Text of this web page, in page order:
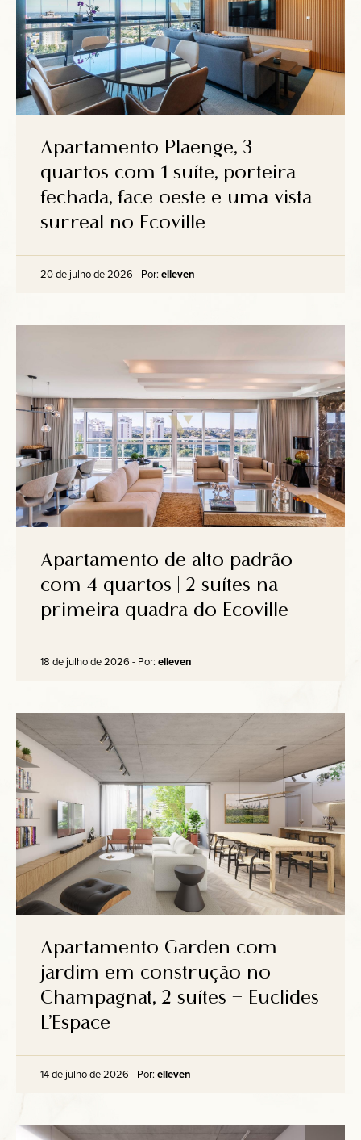
Apartamento Plaenge, 3
quartos com 1 suíte, porteira
fechada, face oeste e uma vista
surreal no Ecoville
20 de julho de 2026 - Por: elleven
Apartamento de alto padrão
com 4 quartos | 2 suítes na
primeira quadra do Ecoville
18 de julho de 2026 - Por: elleven
Apartamento Garden com
jardim em construção no
Champagnat, 2 suítes – Euclides
L’Espace
14 de julho de 2026 - Por: elleven